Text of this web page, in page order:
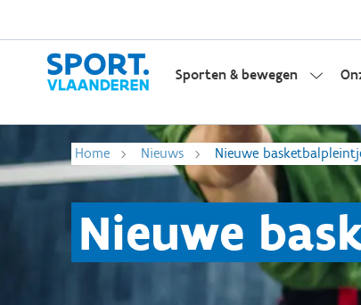
Sporten & bewegen
Home Nieuws Nieuwe
Nieuwe